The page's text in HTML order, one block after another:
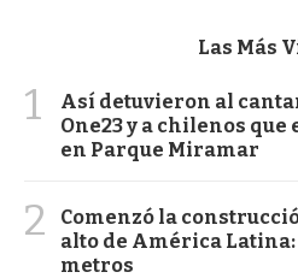
Las Más
1
Así detuvieron al
One23 y a chilenos
en Parque Miramar
2
Comenzó la
alto de América
metros